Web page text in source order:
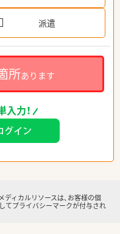
派遣
所あります
力！
ディカルリソースは、お客様の個
てプライバシーマークが付与され